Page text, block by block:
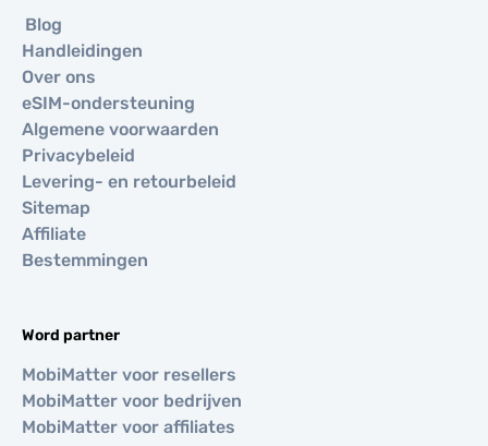
Blog
Handleidingen
Over ons
eSIM-ondersteuning
Algemene voorwaarden
Privacybeleid
Levering- en retourbeleid
Sitemap
Affiliate
Bestemmingen
Word partner
MobiMatter voor resellers
MobiMatter voor bedrijven
MobiMatter voor affiliates